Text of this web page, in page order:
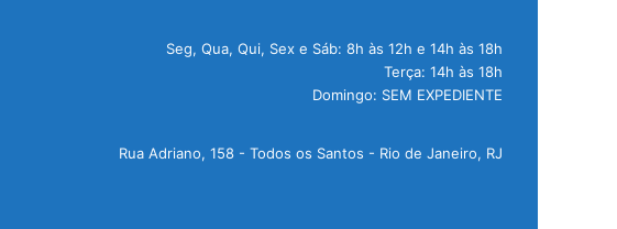
Seg, Qua, Qui, Sex e Sáb: 8h às 12h e 14h às 18h
Terça: 14h às 18h
Domingo: SEM EXPEDIENTE
Rua Adriano, 158 - Todos os Santos - Rio de Janeiro, RJ